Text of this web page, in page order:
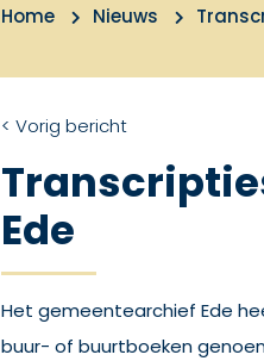
Home Nieuws
< Vorig bericht
Ede
Het gemeentearchief Ede
buur- of buurtboeken